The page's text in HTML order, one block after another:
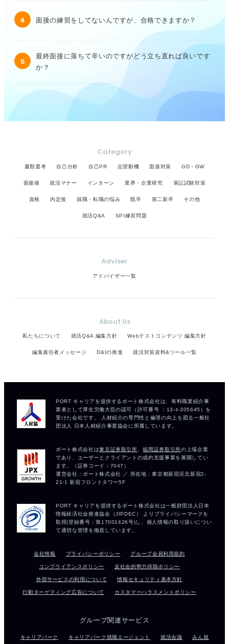
4 面接の練習をしてないんですが、合格できますか？
5
最終面接に落ちて辛いのですがどう立ち直れば良いです
か？
Category
書類選考 自己分析 自己PR 志望動機 面接対策 GD・GW
面接後 就活マナー インターン 業界・企業研究 筆記試験対策
資格 内定後 就職・転職の悩み 既卒 第二新卒 その他
就活Q&A SPI練習問題
Adviser
アドバイザー一覧
About Us
私たちについて 就活Q&A 編集方針 Webテストコンテンツ 編集方針
編集責任者メッセージ D&Iの推進 就活対策資料&ツール一覧
会社情報 プライバシーポリシー グループ会員利用規約
コンプライアンスポリシー 反社会的勢力排除ポリシー
外部サービスの利用について 情報セキュリティ基本方針
行動ターゲティング広告について カスタマーハラスメントポリシー